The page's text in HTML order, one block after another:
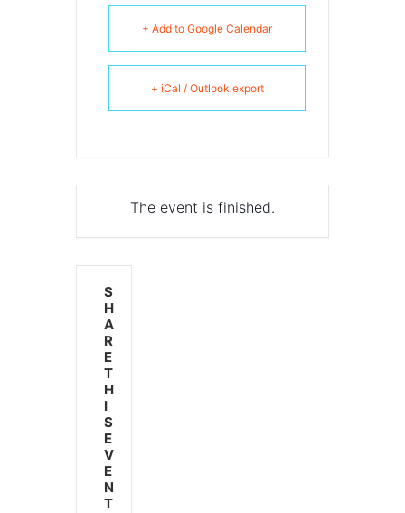
+ Add to Google Calendar
+ iCal / Outlook export
The event is finished.
S
H
A
R
E
T
H
I
S
E
V
E
N
T